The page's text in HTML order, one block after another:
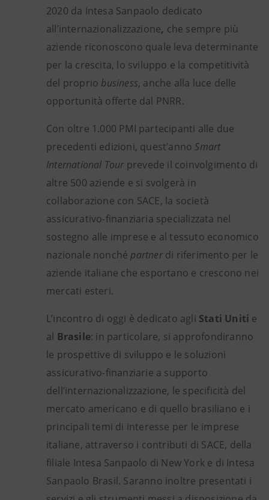
2020 da Intesa Sanpaolo dedicato
all’internazionalizzazione, che sempre più
aziende riconoscono quale leva determinante
per la crescita, lo sviluppo e la competitività
del proprio business, anche alla luce delle
opportunità offerte dal PNRR.
Con oltre 1.000 PMI partecipanti alle due
precedenti edizioni, quest’anno Smart
International Tourprevede il coinvolgimento di
altre 500 aziende e si svolgerà in
collaborazione con SACE, la società
assicurativo-finanziaria specializzata nel
sostegno alle imprese e al tessuto economico
nazionale nonché partnerdi riferimento per le
aziende italiane che esportano e crescono nei
mercati esteri.
L’incontro di oggi è dedicato agli Stati Uniti e
al Brasile: in particolare, si approfondiranno
le prospettive di sviluppo e le soluzioni
assicurativo-finanziarie a supporto
dell’internazionalizzazione, le specificità del
mercato americano e di quello brasiliano e i
principali temi di interesse per le imprese
italiane, attraverso i contributi di SACE, della
filiale Intesa Sanpaolo di New York e di Intesa
Sanpaolo Brasil. Saranno inoltre presentati i